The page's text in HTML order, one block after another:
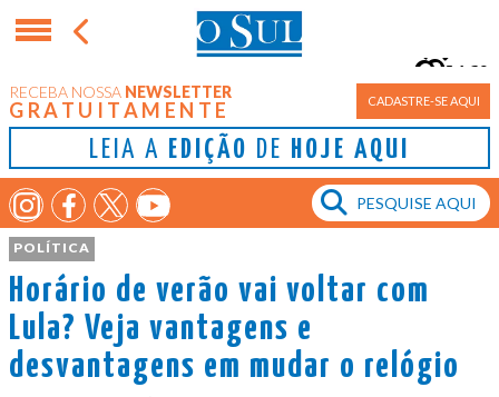
RECEBA NOSSA NEWSLETTER
GRATUITAMENTE CADASTRE-SE AQUI
LEIA A EDIÇÃO DE HOJE AQUI
Porto Alegre
16°
POLÍTICA
Horário de verão vai voltar com
Lula? Veja vantagens e
desvantagens em mudar o relógio